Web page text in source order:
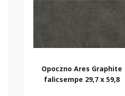
Opoczno Ares Graphite
falicsempe 29,7 x 59,8